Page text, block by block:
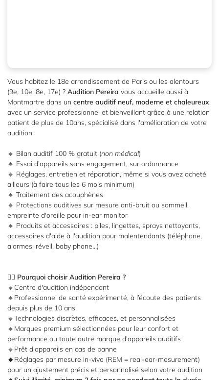
Vous habitez le 18e arrondissement de Paris ou les alentours
(9e, 10e, 8e, 17e) ? Audition Pereira vous accueille aussi à
Montmartre dans un centre auditif neuf, moderne et chaleureux,
avec un service professionnel et bienveillant grâce à une relation
patient de plus de 10ans, spécialisé dans l'amélioration de votre
audition.
🔸 Bilan auditif 100 % gratuit (non médical)
🔸 Essai d’appareils sans engagement, sur ordonnance
🔸 Réglages, entretien et réparation, même si vous avez acheté
ailleurs (à faire tous les 6 mois minimum)
🔸 Traitement des acouphènes
🔸 Protections auditives sur mesure anti-bruit ou sommeil,
empreinte d'oreille pour in-ear monitor
🔸 Produits et accessoires : piles, lingettes, sprays nettoyants,
accessoires d'aide à l'audition pour malentendants (téléphone,
alarmes, réveil, baby phone...)
🧑‍⚕️ Pourquoi choisir Audition Pereira ?
🔸Centre d'audition indépendant
🔸Professionnel de santé expérimenté, à l’écoute des patients
depuis plus de 10 ans
🔸Technologies discrètes, efficaces, et personnalisées
🔸Marques premium sélectionnées pour leur confort et
performance ou toute autre marque d'appareils auditifs
🔸Prêt d'appareils en cas de panne
🔸 Réglages par mesure in-vivo (REM = real-ear-mesurement)
pour un ajustement précis et personnalisé selon votre audition